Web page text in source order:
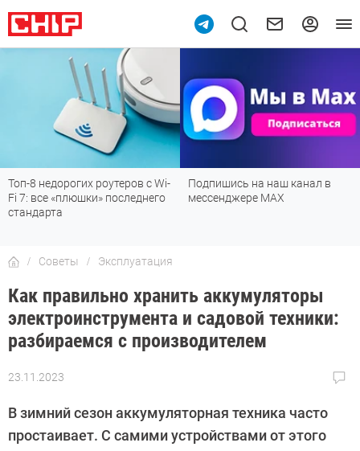
Топ-8 недорогих роутеров с Wi-
Fi 7: все «плюшки» последнего
стандарта
Подпишись на наш канал в
мессенджере МАХ
Советы Эксплуатация
Как правильно хранить аккумуляторы
электроинструмента и садовой техники:
разбираемся с производителем
23.11.2023
Автор:
В зимний сезон аккумуляторная техника часто
простаивает. С самими устройствами от этого